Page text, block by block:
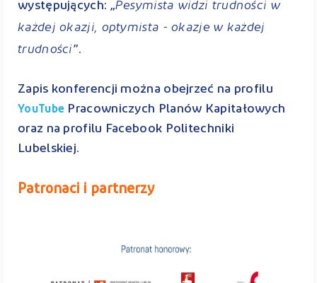
występujących: „Pesymista widzi trudności w
każdej okazji, optymista - okazje w każdej
trudności”.
Zapis konferencji można obejrzeć na profilu
YouTube Pracowniczych Planów Kapitałowych
oraz na profilu Facebook Politechniki
Lubelskiej.
Patronaci i partnerzy